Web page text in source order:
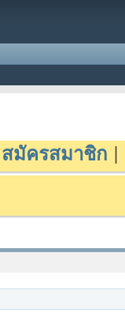
สมัครสมาชิก